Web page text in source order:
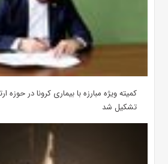
کمیته ویژه مبارزه با بیماری کرونا در حوزه
تشکیل شد